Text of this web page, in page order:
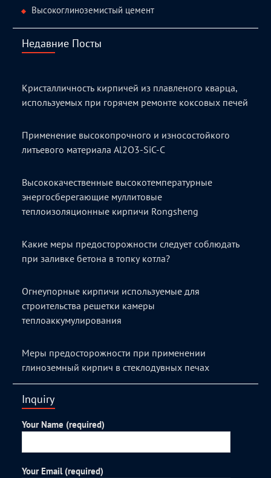
Высокоглиноземистый цемент
Недавние Посты
Кристалличность кирпичей из плавленого кварца,
используемых при горячем ремонте коксовых печей
Применение высокопрочного и износостойкого
литьевого материала Al2O3-SiC-C
Высококачественные высокотемпературные
энергосберегающие муллитовые
теплоизоляционные кирпичи Rongsheng
Какие меры предосторожности следует соблюдать
при заливке бетона в топку котла?
Огнеупорные кирпичи используемые для
строительства решетки камеры
теплоаккумулирования
Меры предосторожности при применении
глиноземный кирпич в стеклодувных печах
Inquiry
Your Name (required)
Your Email (required)